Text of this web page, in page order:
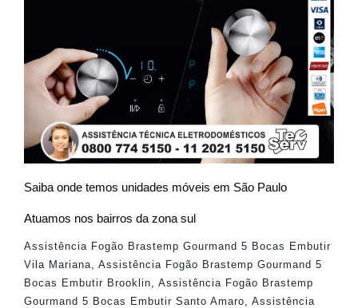
Saiba onde temos unidades móveis em São Paulo
Atuamos nos bairros da zona sul
Assistência Fogão Brastemp Gourmand 5 Bocas Embutir
Vila Mariana
Assistência Fogão Brastemp Gourmand 5
Bocas Embutir Brooklin
Assistência Fogão Brastemp
Gourmand 5 Bocas Embutir Santo Amaro
Assistência